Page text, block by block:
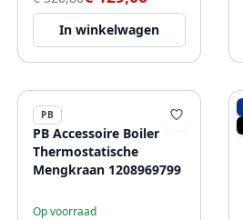
In winkelwagen
PB
PB Accessoire Boiler
Thermostatische
Mengkraan 1208969799
Op voorraad